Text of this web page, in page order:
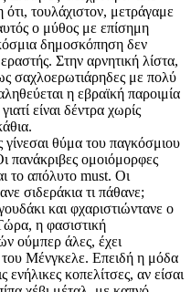
τουλάχιστον, μετράγαμε
ο μύθος με επίσημη
δημοσκόπηση δεν
Στην αρνητική λίστα,
σαχλοερωτιάρηδες με πολύ
η εβραϊκή παροιμία
είναι δέντρα χωρίς
θύμα του παγκόσμιου
πανάκριβες ομοιόμορφες
το απόλυτο must. Οι
σιδεράκια τι πάθανε;
και φχαριστιώντανε ο
η φασιστική
ούμπερ άλες, έχει
του Μένγκελε. Επειδή η μόδα
ενήλικες κοπελίτσες, αν είσαι